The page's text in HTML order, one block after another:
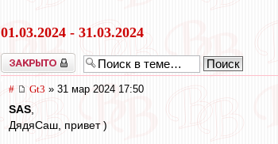
01.03.2024 - 31.03.2024
Закрыто
# Gt3 » 31 мар 2024 17:50
SAS,
ДядяСаш, привет )